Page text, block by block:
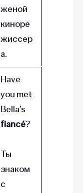
женой
киноре
жиссер
а.
Have
you met
Bella’s
fiancé?
Ты
знаком
с